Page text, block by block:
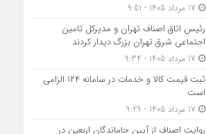
رئیس اتاق اصناف تهران و مدیرکل تامین
اجتماعی شرق تهران بزرگ دیدار کردند
ثبت قیمت کالا و خدمات در سامانه ۱۲۴ الزامی
است
روایت اصناف از آیین جاماندگان اربعین در